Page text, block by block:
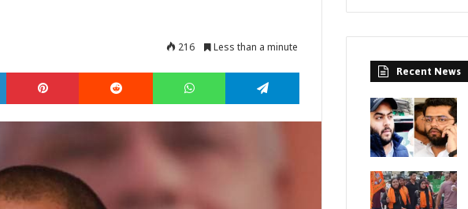
216 Less than a minute
LinkedIn Pinterest Reddit WhatsApp Telegram Recent News